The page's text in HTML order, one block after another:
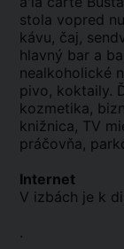
stola vopred
kávu, čaj,
hlavný bar a
nealkoholické
pivo, koktaily.
kozmetika,
knižnica, TV
práčovňa,
Internet
V izbách je k
.